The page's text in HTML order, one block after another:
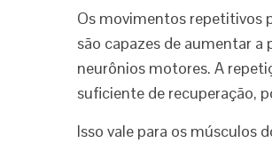
Os movimentos repetitivos
são capazes de aumentar
neurônios motores. A
suficiente de recuperação,
Isso vale para os músculos